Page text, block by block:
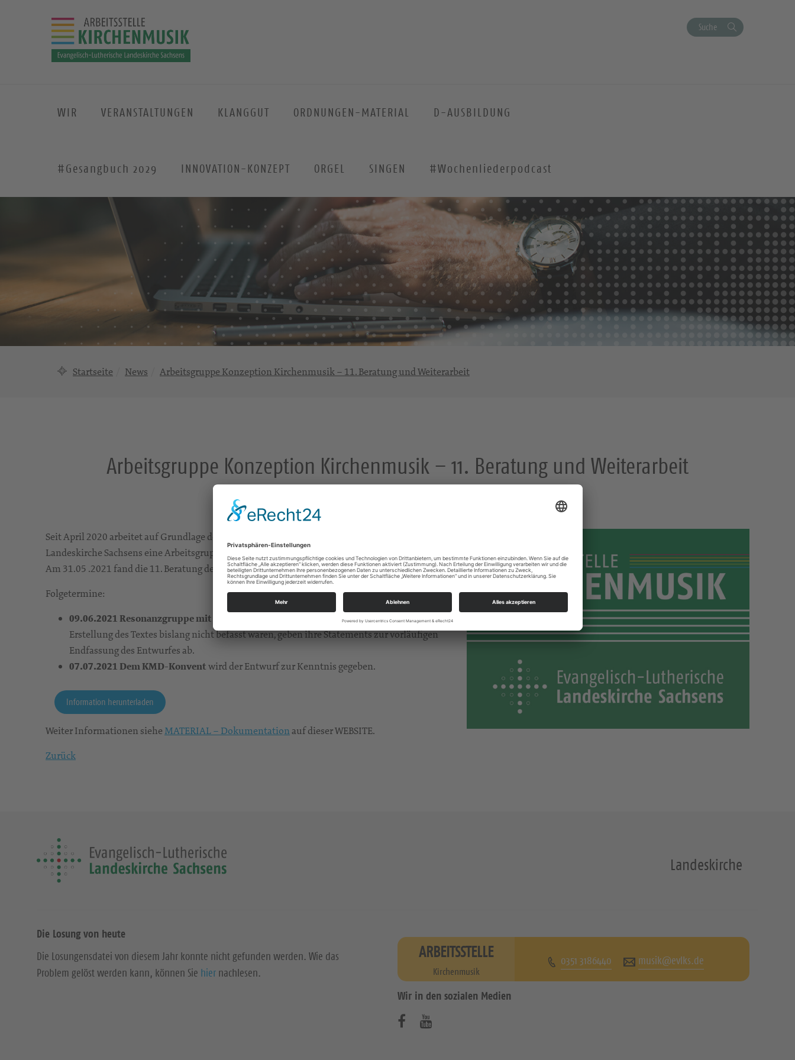
Suche
WIR VERANSTALTUNGEN KLANGGUT ORDNUNGEN-MATERIAL D-AUSBILDUNG
#Gesangbuch 2029 INNOVATION-KONZEPT ORGEL SINGEN #Wochenliederpodcast
Startseite News Arbeitsgruppe Konzeption Kirchenmusik – 11. Beratung und Weiterarbeit
Arbeitsgruppe Konzeption Kirchenmusik – 11. Beratung und Weiterarbeit
Seit April 2020 arbeitet auf Grundlage der Drucksache 278 der 27. Landessynode der Ev.-Luth.
Landeskirche Sachsens eine Arbeitsgruppe unter Leitung von LKMD Markus Leidenberger.
Am 31.05 .2021 fand die 11. Beratung der Arbeitsgruppe statt.
Folgetermine:
09.06.2021 Resonanzgruppe mit internen und externen Experten, welche mit der
Erstellung des Textes bislang nicht befasst waren, geben ihre Statements zur vorläufigen
Endfassung des Entwurfes ab.
07.07.2021 Dem KMD-Konventwird der Entwurf zur Kenntnis gegeben.
Information herunterladen
Weiter Informationen sieheMATERIAL – Dokumentationauf dieser WEBSITE.
Zurück
Landeskirche
Die Losung von heute
Die Losungensdatei von diesem Jahr konnte nicht gefunden werden. Wie das
Problem gelöst werden kann, können Sie hier nachlesen.
ARBEITSSTELLE
Kirchenmusik
0351 3186440 musik@evlks.de
Wir in den sozialen Medien
B
B